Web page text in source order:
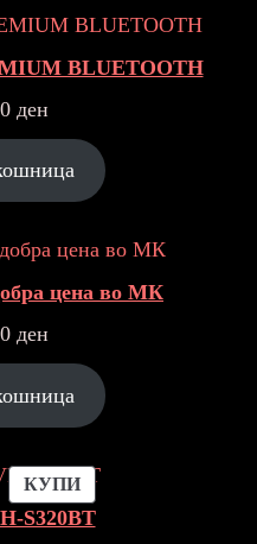
BLUETOOTH
ден
цена во МК
ден
КУПИПРОДУКТ
НА
S320BT